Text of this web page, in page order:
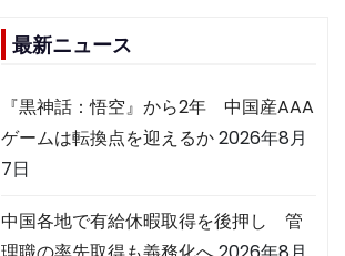
最新ニュース
『黒神話：悟空』から2年 中国産AAA
ゲームは転換点を迎えるか2026年8月
7日
中国各地で有給休暇取得を後押し 管